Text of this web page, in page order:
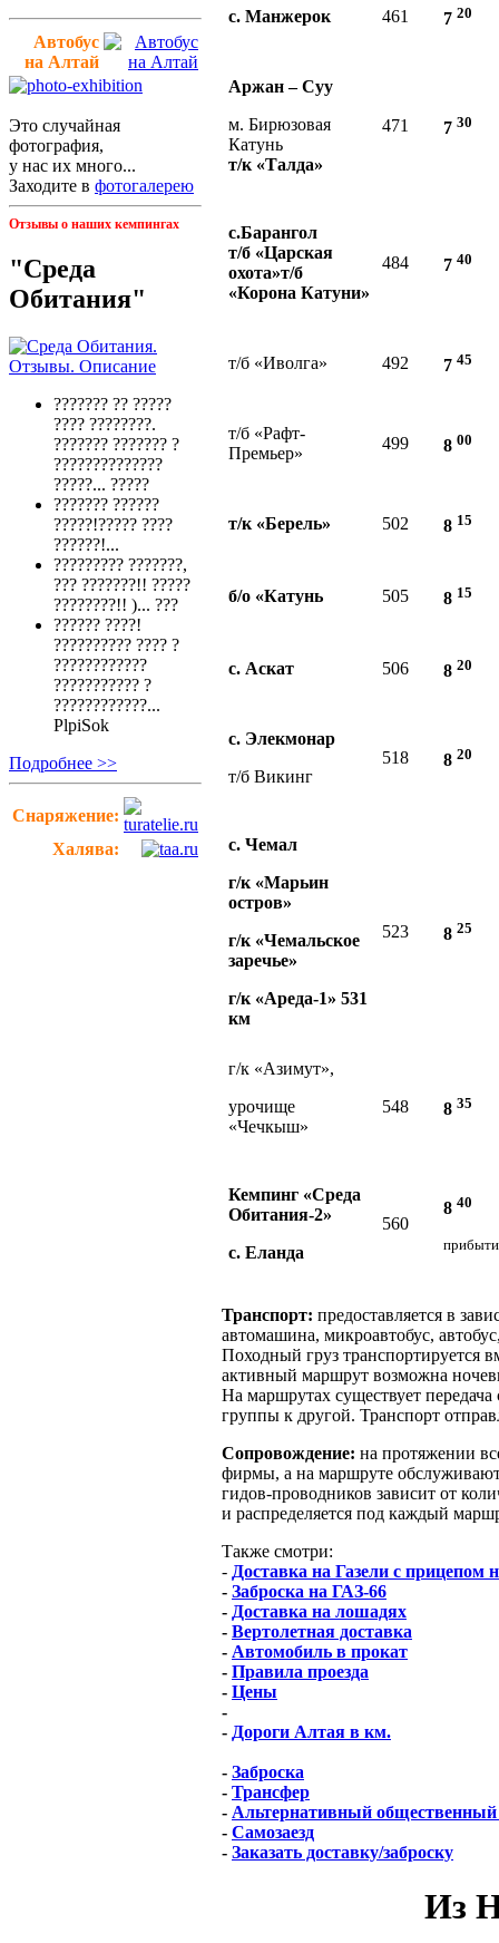
Автобус
на Алтай
Это случайная
фотография,
у нас их много...
Заходите в фотогалерею
Отзывы о наших кемпингах
"Среда
Обитания"
??????? ?? ?????
???? ????????.
??????? ??????? ?
??????????????
?????... ?????
??????? ??????
?????!????? ????
??????!...
????????? ???????,
??? ???????!! ?????
????????!! )... ???
?????? ????!
?????????? ???? ?
????????????
??????????? ?
????????????...
PlpiSok
Подробнее >>
Снаряжение:
Халява:
с. Манжерок 461 7 20
Аржан – Суу
м. Бирюзовая
Катунь
т/к «Талда»
471 7 30
с.Барангол
т/б «Царская
охота»т/б
«Корона Катуни»
484 7 40
т/б «Иволга» 492 7 45
т/б «Рафт-
Премьер»
499 8 00
т/к «Берель» 502 8 15
б/о «Катунь 505 8 15
с. Аскат 506 8 20
с. Элекмонар
т/б Викинг
518 8 20
с. Чемал
г/к «Марьин
остров»
г/к «Чемальское
заречье»
г/к «Ареда-1» 531
км
523 8 25
г/к «Азимут»,
урочище
«Чечкыш»
548 8 35
Кемпинг «Среда
Обитания-2»
с. Еланда
560
8 40
Транспорт: предоставляется в
автомашина, микроавтобус,
Походный груз транспортируется
активный маршрут возможна
На маршрутах существует
группы к другой. Транспорт
Сопровождение: на протяжении
фирмы, а на маршруте
гидов-проводников зависит от
и распределяется под каждый
Также смотри:
- Доставка на Газели с прицепом
- Заброска на ГАЗ-66
- Доставка на лошадях
- Вертолетная доставка
- Автомобиль в прокат
- Правила проезда
- Цены
-
- Дороги Алтая в км.
- Заброска
- Трансфер
- Альтернативный общественный
- Самозаезд
- Заказать доставку/заброску
Из